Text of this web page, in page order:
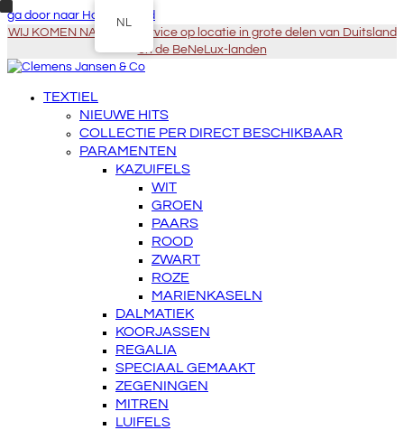
ga door naar Hoofdinhoud
WIJ KOMEN NAAR U - Service op locatie in grote delen van Duitsland
en de BeNeLux-landen
TEXTIEL
NIEUWE HITS
COLLECTIE PER DIRECT BESCHIKBAAR
PARAMENTEN
KAZUIFELS
WIT
GROEN
PAARS
ROOD
ZWART
ROZE
MARIENKASELN
DALMATIEK
KOORJASSEN
REGALIA
SPECIAAL GEMAAKT
ZEGENINGEN
MITREN
LUIFELS
NL